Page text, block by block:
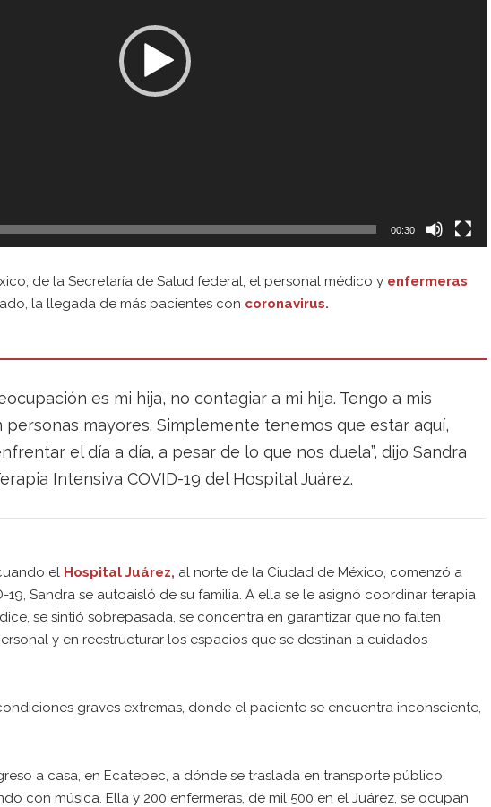
00:30
de la Secretaría de Salud federal, el personal médico y enfermeras
la llegada de más pacientes con coronavirus.
es mi hija, no contagiar a mi hija. Tengo a mis
personas mayores. Simplemente tenemos que estar aquí,
el día a día, a pesar de lo que nos duela”, dijo Sandra
Intensiva COVID-19 del Hospital Juárez.
el Hospital Juárez, al norte de la Ciudad de México, comenzó a
19, Sandra se autoaisló de su familia. A ella se le asignó coordinar terapia
se sintió sobrepasada, se concentra en garantizar que no falten
y en reestructurar los espacios que se destinan a cuidados
graves extremas, donde el paciente se encuentra inconsciente,
a casa, en Ecatepec, a dónde se traslada en transporte público.
con música. Ella y 200 enfermeras, de mil 500 en el Juárez, se ocupan